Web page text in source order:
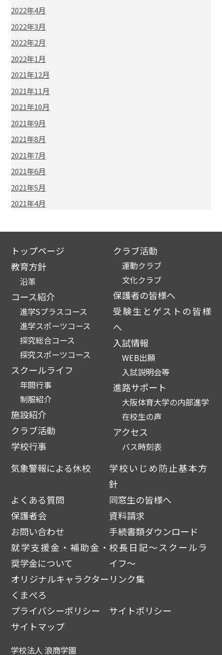
2022年4月
2022年3月
2022年2月
2022年1月
2021年12月
2021年11月
2021年10月
2021年9月
2021年8月
2021年7月
2021年6月
2021年5月
2021年4月
トップページ
教育方針
沿革
コース紹介
進学Sプラスコース
進学スポーツコース
探究総合コース
探究スポーツコース
スクールライフ
年間行事
制服紹介
施設紹介
クラブ活動
学校行事
クラブ活動
運動クラブ
文化クラブ
保護者の皆様へ
受験生とゲストの皆様
へ
入試情報
WEB出願
入試説明会等
進路サポート
大阪体育大学の内部進学
在校生の声
アクセス
バス時刻表
気象警報による休校
学校いじめ防止基本方
針
よくある質問
同窓生の皆様へ
保護者会
資料請求
お問い合わせ
手続書類ダウンロード
就学支援金・補助金・
奨学金について
校長日記～スクールラ
イフ～
オリジナルキャラクター
くまぺろ
リンク集
プライバシーポリシー
サイトポリシー
サイトマップ
学校法人 浪商学園